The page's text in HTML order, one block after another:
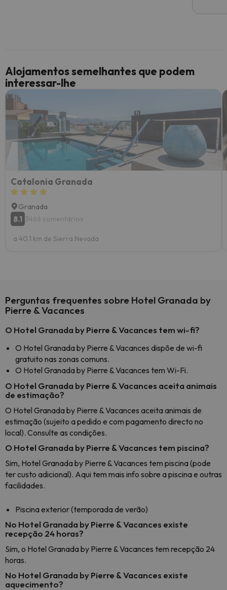
Alojamentos semelhantes que podem
interessar-lhe
Catalonia Granada
Granada
8.1 3466 comentários
a 40.1 km de Sierra Nevada
Perguntas frequentes sobre Hotel Granada by
Pierre & Vacances
O Hotel Granada by Pierre & Vacances tem wi-fi?
O Hotel Granada by Pierre & Vacances dispõe de wi-fi
gratuito nas zonas comuns.
O Hotel Granada by Pierre & Vacances tem Wi-Fi.
O Hotel Granada by Pierre & Vacances aceita animais
de estimação?
O Hotel Granada by Pierre & Vacances aceita animais de
estimação (sujeito a pedido e com pagamento directo no
local). Consulte as condições.
O Hotel Granada by Pierre & Vacances tem piscina?
Sim, Hotel Granada by Pierre & Vacances tem piscina (pode
ter custo adicional). Aqui tem mais info sobre a piscina e outras
facilidades.
Piscina exterior (temporada de verão)
No Hotel Granada by Pierre & Vacances existe
recepção 24 horas?
Sim, o Hotel Granada by Pierre & Vacances tem recepção 24
horas.
No Hotel Granada by Pierre & Vacances existe
aquecimento?